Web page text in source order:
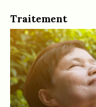
Traitement